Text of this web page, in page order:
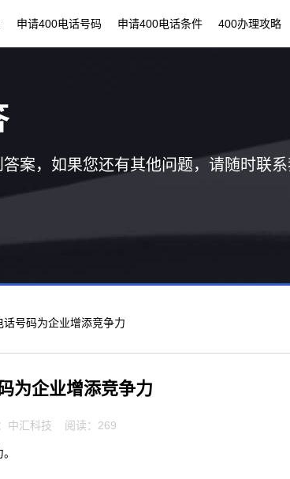
申请400电话号码 申请400电话条件 400办理攻略
案，如果您还有其他问题，请随时联系
号码为企业增添竞争力
为企业增添竞争力
中汇科技 阅读：269